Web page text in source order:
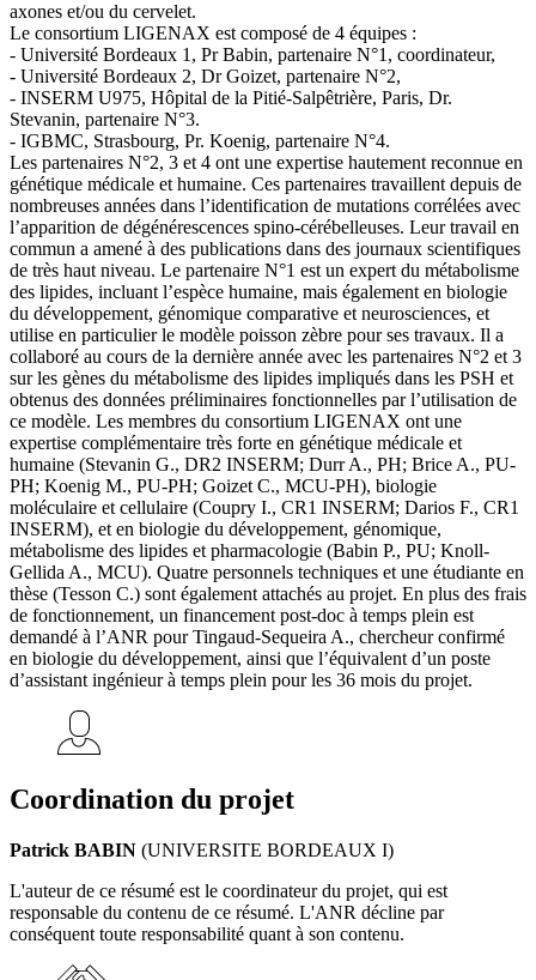
axones et/ou du cervelet.
Le consortium LIGENAX est composé de 4 équipes :
- Université Bordeaux 1, Pr Babin, partenaire N°1, coordinateur,
- Université Bordeaux 2, Dr Goizet, partenaire N°2,
- INSERM U975, Hôpital de la Pitié-Salpêtrière, Paris, Dr.
Stevanin, partenaire N°3.
- IGBMC, Strasbourg, Pr. Koenig, partenaire N°4.
Les partenaires N°2, 3 et 4 ont une expertise hautement reconnue en
génétique médicale et humaine. Ces partenaires travaillent depuis de
nombreuses années dans l’identification de mutations corrélées avec
l’apparition de dégénérescences spino-cérébelleuses. Leur travail en
commun a amené à des publications dans des journaux scientifiques
de très haut niveau. Le partenaire N°1 est un expert du métabolisme
des lipides, incluant l’espèce humaine, mais également en biologie
du développement, génomique comparative et neurosciences, et
utilise en particulier le modèle poisson zèbre pour ses travaux. Il a
collaboré au cours de la dernière année avec les partenaires N°2 et 3
sur les gènes du métabolisme des lipides impliqués dans les PSH et
obtenus des données préliminaires fonctionnelles par l’utilisation de
ce modèle. Les membres du consortium LIGENAX ont une
expertise complémentaire très forte en génétique médicale et
humaine (Stevanin G., DR2 INSERM; Durr A., PH; Brice A., PU-
PH; Koenig M., PU-PH; Goizet C., MCU-PH), biologie
moléculaire et cellulaire (Coupry I., CR1 INSERM; Darios F., CR1
INSERM), et en biologie du développement, génomique,
métabolisme des lipides et pharmacologie (Babin P., PU; Knoll-
Gellida A., MCU). Quatre personnels techniques et une étudiante en
thèse (Tesson C.) sont également attachés au projet. En plus des frais
de fonctionnement, un financement post-doc à temps plein est
demandé à l’ANR pour Tingaud-Sequeira A., chercheur confirmé
en biologie du développement, ainsi que l’équivalent d’un poste
d’assistant ingénieur à temps plein pour les 36 mois du projet.
Coordination du projet
Patrick BABIN (UNIVERSITE BORDEAUX I)
L'auteur de ce résumé est le coordinateur du projet, qui est
responsable du contenu de ce résumé. L'ANR décline par
conséquent toute responsabilité quant à son contenu.